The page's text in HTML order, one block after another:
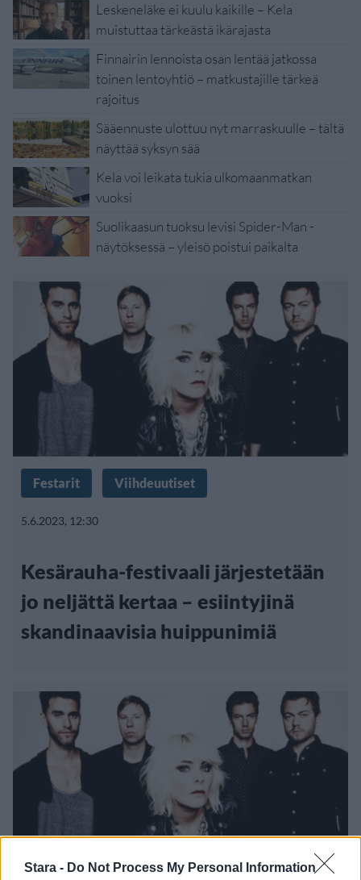
Stara - Do Not Process My Personal Information
Leskeneläke ei kuulu kaikille – Kela
muistuttaa tärkeästä ikärajasta
Finnairin lennoista osan lentää jatkossa
toinen lentoyhtiö – matkustajille tärkeä
rajoitus
Sääennuste ulottuu nyt marraskuulle – tältä
näyttää syksyn sää
Kela voi leikata tukia ulkomaanmatkan
vuoksi
Suolikaasun tuoksu levisi Spider-Man -
näytöksessä – yleisö poistui paikalta
Festarit Viihdeuutiset
5.6.2023, 12:30
Kesärauha-festivaali järjestetään
jo neljättä kertaa – esiintyjinä
skandinaavisia huippunimiä